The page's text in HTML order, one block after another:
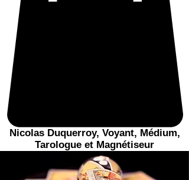
Nicolas Duquerroy, Voyant, Médium,
Tarologue et Magnétiseur